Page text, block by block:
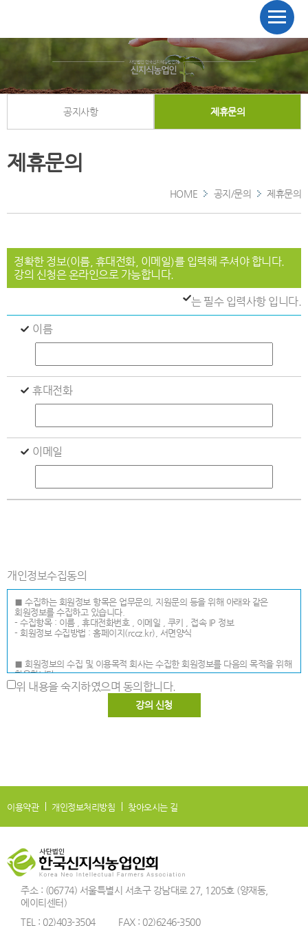
공지사항 제휴문의
제휴문의
HOME 공지/문의 제휴문의
정확한 정보(이름, 휴대전화, 이메일)를 입력해 주셔야 합니다.
강의 신청은 온라인으로 가능합니다.
는 필수 입력사항 입니다.
이름
휴대전화
이메일
개인정보수집동의
■ 수집하는 회원정보 항목은 업무문의, 지원문의 등을 위해 아래와 같은
회원정보를 수집하고 있습니다.
- 수집항목 : 이름 , 휴대전화번호 , 이메일 , 쿠키 , 접속 IP 정보
- 회원정보 수집방법 : 홈페이지(rccz.kr), 서면양식
■ 회원정보의 수집 및 이용목적 회사는 수집한 회원정보를 다음의 목적을 위해
활용합니다.
- 강의신청 및 취소 등의 강의 수강 관련 정보로 활용.
■ 회원정보의 보유 및 이용기간 원칙적으로, 회원정보 수집 및 이용목적이
위 내용을 숙지하였으며 동의합니다.
이용약관 개인정보처리방침 찾아오시는 길
주소 : (06774) 서울특별시 서초구 강남대로 27, 1205호 (양재동,
에이티센터)
TEL : 02)403-3504
FAX : 02)6246-3500